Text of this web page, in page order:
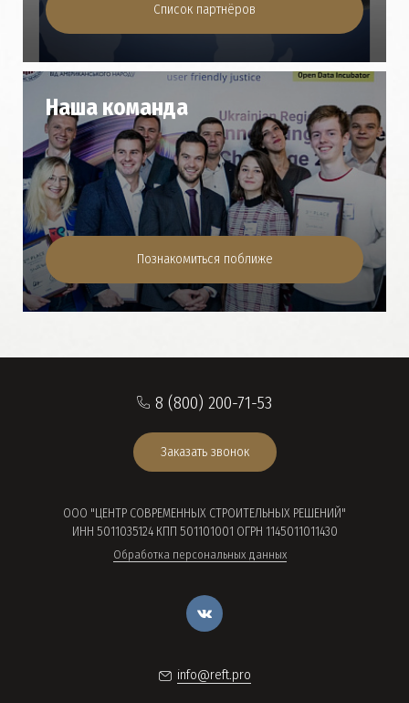
Список партнёров
Наша команда
Познакомиться поближе
8 (800) 200-71-53
Заказать звонок
ООО "ЦЕНТР СОВРЕМЕННЫХ СТРОИТЕЛЬНЫХ РЕШЕНИЙ"
ИНН 5011035124 КПП 501101001 ОГРН 1145011011430
Обработка персональных данных
info@reft.pro